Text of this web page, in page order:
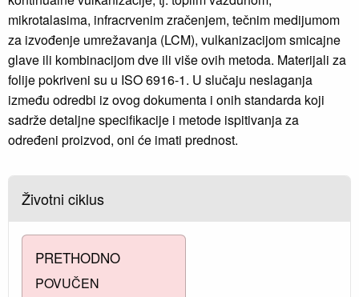
mikrotalasima, infracrvenim zračenjem, tečnim medijumom
za izvođenje umrežavanja (LCM), vulkanizacijom smicajne
glave ili kombinacijom dve ili više ovih metoda. Materijali za
folije pokriveni su u ISO 6916-1. U slučaju neslaganja
između odredbi iz ovog dokumenta i onih standarda koji
sadrže detaljne specifikacije i metode ispitivanja za
određeni proizvod, oni će imati prednost.
Životni ciklus
PRETHODNO
POVUČEN